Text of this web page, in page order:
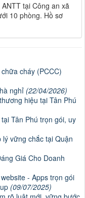
tại Công an xã
10 phòng. Hồ sơ
cháy (PCCC)
nghỉ (22/04/2026)
hiệu tại Tân Phú
Tân Phú trọn gói, uy
vững chắc tại Quận
Giá Cho Doanh
- Apps trọn gói
(09/07/2025)